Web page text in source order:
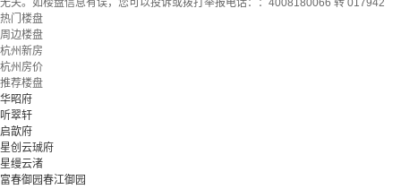
无关。如楼盘信息有误，您可以投诉或拨打举报电话：：4008180066 转 017942
热门楼盘
周边楼盘
杭州新房
杭州房价
推荐楼盘
华昭府
听翠轩
启歆府
星创云珹府
星缦云渚
富春御园春江御园